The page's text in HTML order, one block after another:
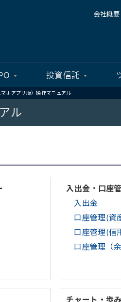
会社概要
投資信託
ホアプリ版）操作マニュアル
ル
入出金・口座
入出金
口座管理(資
口座管理(信
口座管理（余
チャート・歩